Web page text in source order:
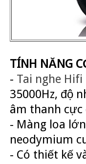
TÍNH NĂNG
- Tai nghe Hifi
35000Hz, độ
âm thanh
- Màng loa
neodymium
- Có thiết kế